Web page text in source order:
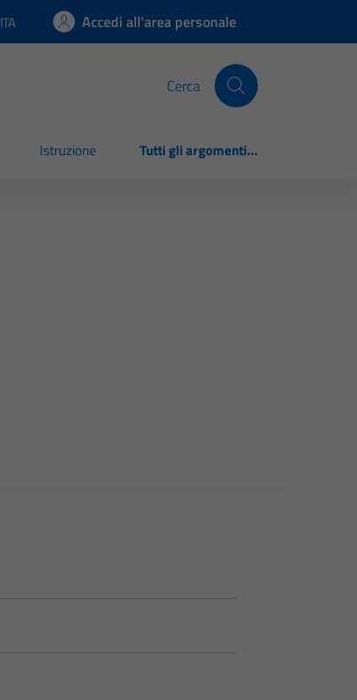
Lingua attiva:
ITA Accedi all'area personale
Cerca
Istruzione Tutti gli argomenti...